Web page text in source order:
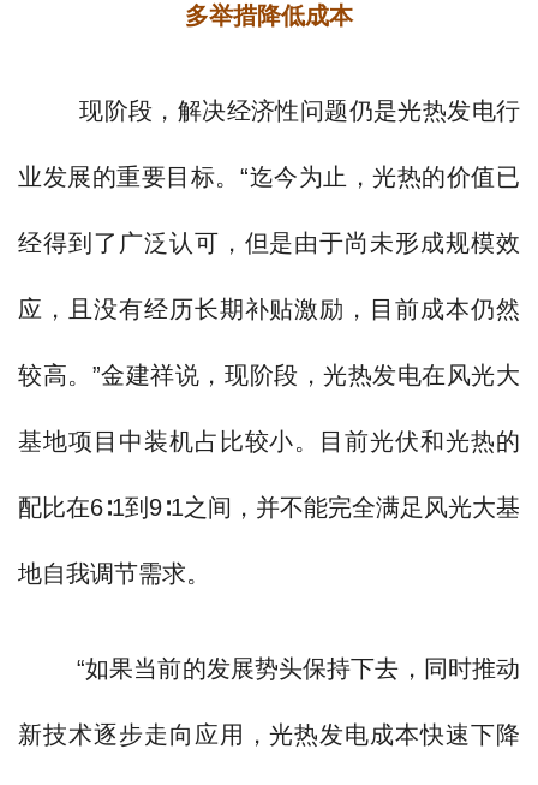
多举措降低成本
现阶段，解决经济性问题仍是光热发电行
业发展的重要目标。“迄今为止，光热的价值已
经得到了广泛认可，但是由于尚未形成规模效
应，且没有经历长期补贴激励，目前成本仍然
较高。”金建祥说，现阶段，光热发电在风光大
基地项目中装机占比较小。目前光伏和光热的
配比在6∶1到9∶1之间，并不能完全满足风光大基
地自我调节需求。
“如果当前的发展势头保持下去，同时推动
新技术逐步走向应用，光热发电成本快速下降